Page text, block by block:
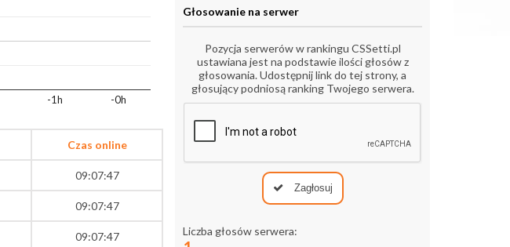
-1h -0h
Czas online
09:07:47
09:07:47
09:07:47
Głosowanie na serwer
Pozycja serwerów w rankingu CSSetti.pl
ustawiana jest na podstawie ilości głosów z
głosowania. Udostępnij link do tej strony, a
głosujący podniosą ranking Twojego serwera.
Zagłosuj
Liczba głosów serwera: